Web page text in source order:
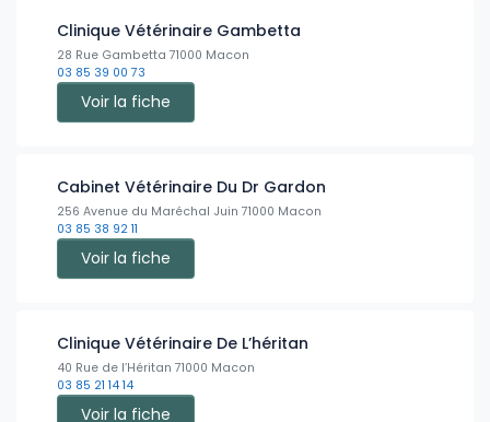
Clinique Vétérinaire Gambetta
28 Rue Gambetta 71000 Macon
03 85 39 00 73
Voir la fiche
Cabinet Vétérinaire Du Dr Gardon
256 Avenue du Maréchal Juin 71000 Macon
03 85 38 92 11
Voir la fiche
Clinique Vétérinaire De L’héritan
40 Rue de l’Héritan 71000 Macon
03 85 21 14 14
Voir la fiche